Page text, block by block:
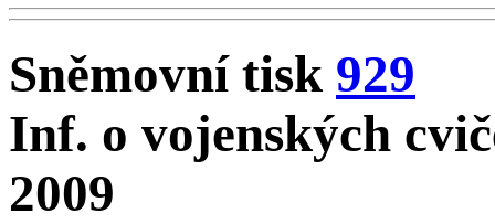
Sněmovní tisk 929
Inf. o vojenských
2009